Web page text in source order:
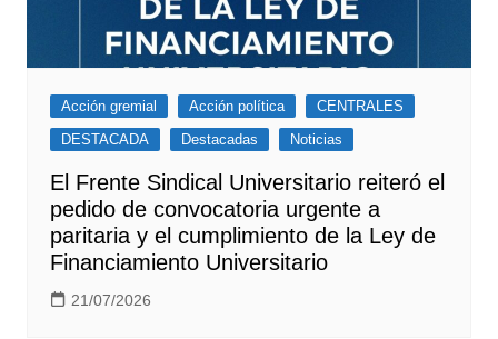
Acción gremial Acción política
CENTRALES
DESTACADA
Destacadas Noticias
El Frente Sindical Universitario reiteró el
pedido de convocatoria urgente a
paritaria y el cumplimiento de la Ley de
Financiamiento Universitario
21/07/2026